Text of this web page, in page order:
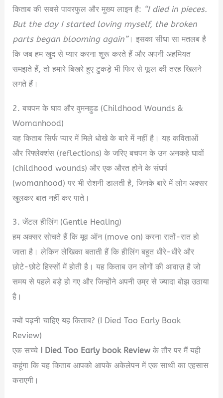
किताब की सबसे पावरफुल और मुख्य लाइन है: “I died in pieces.
But the day I started loving myself, the broken
parts began blooming again”। इसका सीधा सा मतलब है
कि जब हम खुद से प्यार करना शुरू करते हैं और अपनी अहमियत
समझते हैं, तो हमारे बिखरे हुए टुकड़े भी फिर से फूल की तरह खिलने
लगते हैं।
2. बचपन के घाव और वुमनहुड (Childhood Wounds &
Womanhood)
यह किताब सिर्फ प्यार में मिले धोखे के बारे में नहीं है। यह कविताओं
और रिफ्लेक्शंस (reflections) के जरिए बचपन के उन अनकहे घावों
(childhood wounds) और एक औरत होने के संघर्ष
(womanhood) पर भी रोशनी डालती है, जिनके बारे में लोग अक्सर
खुलकर बात नहीं कर पाते।
3. जेंटल हीलिंग (Gentle Healing)
हम अक्सर सोचते हैं कि मूव ऑन (move on) करना रातों-रात हो
जाता है। लेकिन लेखिका बताती हैं कि हीलिंग बहुत धीरे-धीरे और
छोटे-छोटे हिस्सों में होती है। यह किताब उन लोगों की आवाज़ है जो
समय से पहले बड़े हो गए और जिन्होंने अपनी उम्र से ज्यादा बोझ उठाया
है।
क्यों पढ़नी चाहिए यह किताब? (I Died Too Early Book
Review)
एक सच्चे I Died Too Early book Reviewके तौर पर मैं यही
कहूंगा कि यह किताब आपको आपके अकेलेपन में एक साथी का एहसास
कराएगी।